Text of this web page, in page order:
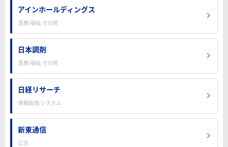
アインホールディングス
医療/福祉/その他
日本調剤
医療/福祉/その他
日経リサーチ
情報処理/システム
新東通信
広告